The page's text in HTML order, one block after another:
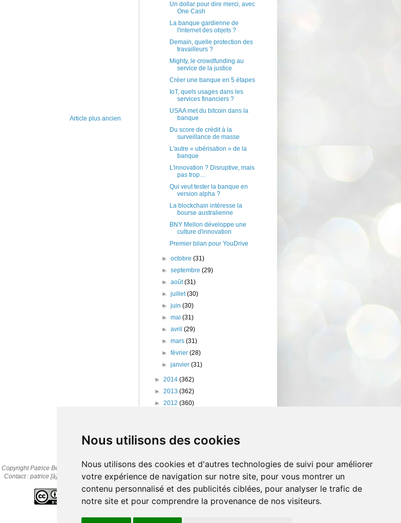
Nous utilisons des cookies
Nous utilisons des cookies et d'autres technologies de suivi pour améliorer
votre expérience de navigation sur notre site, pour vous montrer un
contenu personnalisé et des publicités ciblées, pour analyser le trafic de
notre site et pour comprendre la provenance de nos visiteurs.
Article plus ancien
Un dollar pour dire merci, avec
One Cash
La banque gardienne de
l'internet des objets ?
Demain, quelle protection des
travailleurs ?
Mighty, le crowdfunding au
service de la justice
Créer une banque en 5 étapes
IoT, quels usages dans les
services financiers ?
USAA met du bitcoin dans la
banque
Du score de crédit à la
surveillance de masse
L'autre « ubérisation » de la
banque
L'innovation ? Disruptive, mais
pas trop…
Qui veut tester la banque en
version alpha ?
La blockchain intéresse la
bourse australienne
BNY Mellon développe une
culture d'innovation
Premier bilan pour YouDrive
►octobre(31)
►septembre(29)
►août(31)
►juillet(30)
►juin(30)
►mai(31)
►avril(29)
►mars(31)
►février(28)
►janvier(31)
► 2014 (362)
► 2013 (362)
► 2012 (360)
Copyright Patrice Bernard © 2010-2025
Contact : patrice [à] cestpasmonidee.fr